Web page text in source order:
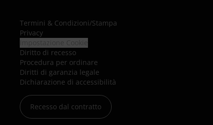
Termini & Condizioni/Stampa
Privacy
Diritto di recesso
Procedura per ordinare
Diritti di garanzia legale
Dichiarazione di accessibilità
Recesso dal contratto